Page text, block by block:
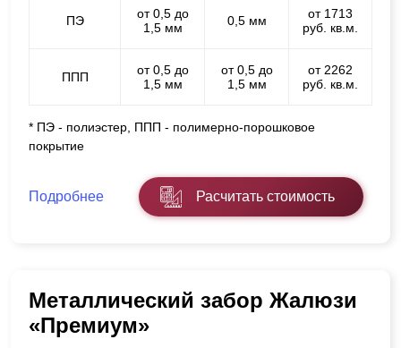
ПЭ
от 0,5 до
1,5 мм
0,5 мм
от 1713
руб. кв.м.
ППП
от 0,5 до
1,5 мм
от 0,5 до
1,5 мм
от 2262
руб. кв.м.
* ПЭ - полиэстер, ППП - полимерно-порошковое
покрытие
Подробнее Расчитать стоимость
Металлический забор Жалюзи
«Премиум»